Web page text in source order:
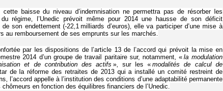
baisse du niveau d’indemnisation ne permettra pas de résorber les
du régime, l’Unedic prévoit même pour 2014 une hausse de son déficit
de son endettement (-22,1 milliards d’euros), elle va participer d’une mise à
au remboursement de ses emprunts sur les marchés.
par les dispositions de l’article 13 de l’accord qui prévoit la mise en
2014 d’un groupe de travail paritaire sur, notamment, «la modulation
et de contribution des actifs », sur les «modalités de calcul de
de la réforme des retraites de 2013 qui a installé un comité restreint de
l’accord appelle à l’institution des conditions d’une adaptabilité permanente
en fonction des équilibres financiers de l’Unedic.